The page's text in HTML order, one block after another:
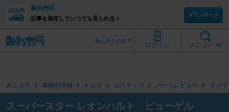
記事を保存していつでも見られる！
ダウンロード
メニュー
ログイン
みんカラとは？
みんカラ 車種別情報 トヨタ エスティマ パーツレビュー タイ
スーパースター レオンハルト ビューゲル